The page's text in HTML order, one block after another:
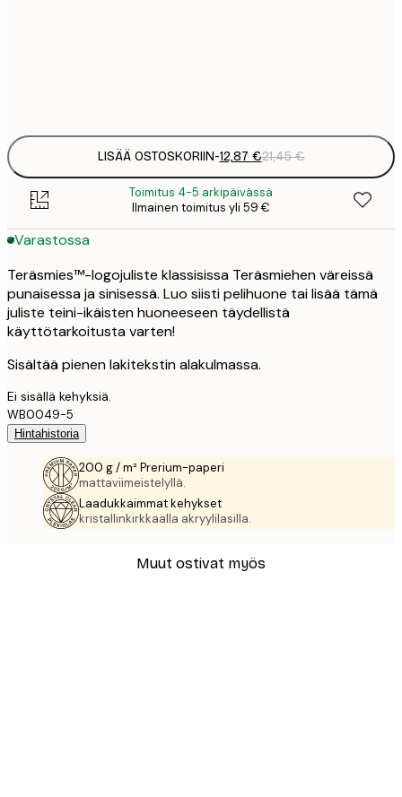
LISÄÄ OSTOSKORIIN-12,87 €21,45 €
Toimitus 4-5 arkipäivässä
Ilmainen toimitus yli 59 €
Varastossa
Teräsmies™-logojuliste klassisissa Teräsmiehen väreissä
punaisessa ja sinisessä. Luo siisti pelihuone tai lisää tämä
juliste teini-ikäisten huoneeseen täydellistä
käyttötarkoitusta varten!
Sisältää pienen lakitekstin alakulmassa.
Ei sisällä kehyksiä.
WB0049-5
Hintahistoria
200 g / m² Prerium-paperi
mattaviimeistelyllä.
Laadukkaimmat kehykset
kristallinkirkkaalla akryylilasilla.
Muut ostivat myös